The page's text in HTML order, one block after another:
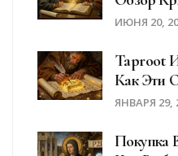
ИЮНЯ 20,
Taproot
Как Эти
Блокчейн
ЯНВАРЯ 29,
Покупка